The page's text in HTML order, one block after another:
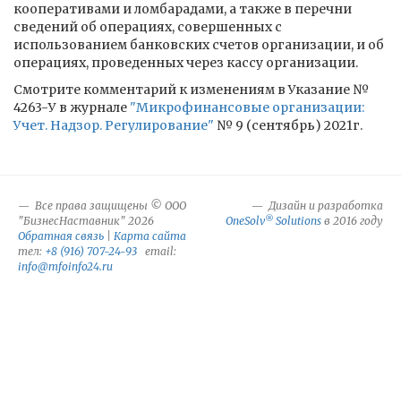
кооперативами и ломбарадами, а также в перечни
сведений об операциях, совершенных с
использованием банковских счетов организации, и об
операциях, проведенных через кассу организации.
Смотрите комментарий к изменениям в Указание №
4263-У в журнале "Микрофинансовые организации:
Учет. Надзор. Регулирование" № 9 (сентябрь) 2021г.
Все права защищены © ООО
"БизнесНаставник" 2026
Обратная связь
Карта сайта
тел: +8 (916) 707-24-93 email:
info@mfoinfo24.ru
Дизайн и разработка
OneSolv® Solutions в 2016 году